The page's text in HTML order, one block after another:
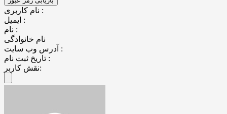
نام کاربری :
ایمیل :
نام :
نام خانوادگی
آدرس وب سایت :
تاریخ ثبت نام :
نقش کاربر: